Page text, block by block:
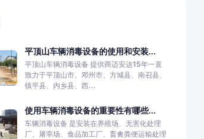
平顶山车辆消毒设备的使用和安装...
平顶山车辆消毒设备 提供商迈安达15年一直
致力于平顶山市、邓州市、方城县、南召县、
镇平县、内乡县、西...
使用车辆消毒设备的重要性有哪些...
车辆消毒设备 是安装在养殖场、无害化处理
厂、屠宰场、食品加工厂、畜禽粪便运输处理